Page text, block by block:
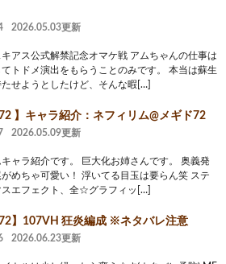
2026.05.03更新
アス公式解禁記念オマケ戦 アムちゃんの仕事は
トドメ演出をもらうことのみです。 本当は蘇生
せようとしたけど、そんな暇[…]
72 】キャラ紹介：ネフィリム@メギド72
2026.05.09更新
ャラ紹介です。 巨大化お姉さんです。 奥義発
めちゃ可愛い！ 浮いてる目玉は要らん笑 ステ
スエフェクト、全☆グラフィッ[…]
72】107VH 狂炎編成 ※ネタバレ注意
2026.06.23更新